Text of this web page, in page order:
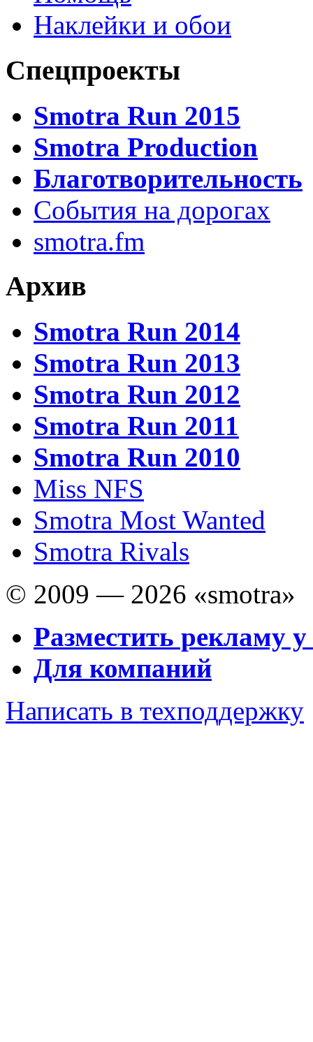
Наклейки и обои
Спецпроекты
Smotra Run 2015
Smotra Production
Благотворительность
События на дорогах
smotra.fm
Архив
Smotra Run 2014
Smotra Run 2013
Smotra Run 2012
Smotra Run 2011
Smotra Run 2010
Miss NFS
Smotra Most Wanted
Smotra Rivals
© 2009 — 2026 «smotra»
Разместить рекламу у
Для компаний
Написать в техподдержку